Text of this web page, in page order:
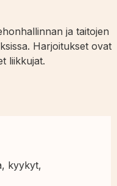
ja taitojen
Harjoitukset ovat
liikkujat.
kyykyt,